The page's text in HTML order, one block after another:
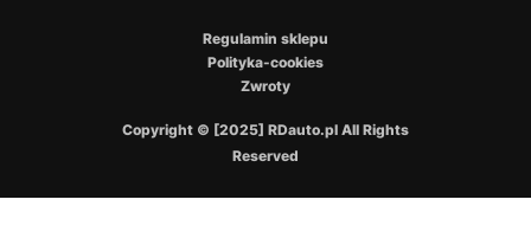
Copyright © [2025] RDauto.pl All Rights
Reserved
Regulamin sklepu
Polityka-cookies
Zwroty